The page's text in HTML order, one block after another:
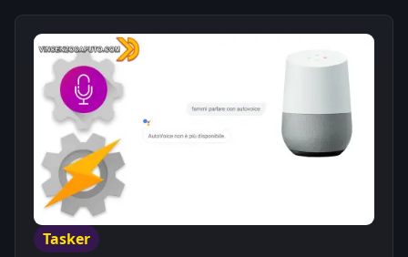
Tasker